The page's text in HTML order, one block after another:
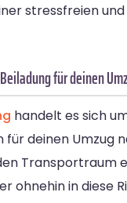
stressfreien
für deinen
handelt es sich
deinen Umzug
Transportraum
ohnehin in diese